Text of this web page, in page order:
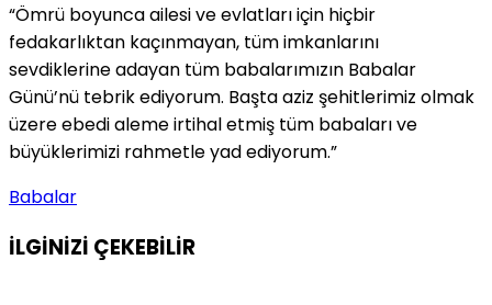
“Ömrü boyunca ailesi ve evlatları için hiçbir
fedakarlıktan kaçınmayan, tüm imkanlarını
sevdiklerine adayan tüm babalarımızın Babalar
Günü’nü tebrik ediyorum. Başta aziz şehitlerimiz olmak
üzere ebedi aleme irtihal etmiş tüm babaları ve
büyüklerimizi rahmetle yad ediyorum.”
Babalar
İLGİNİZİ ÇEKEBİLİR